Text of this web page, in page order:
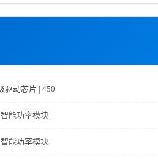
驱动芯片 | 450
能功率模块 |
能功率模块 |